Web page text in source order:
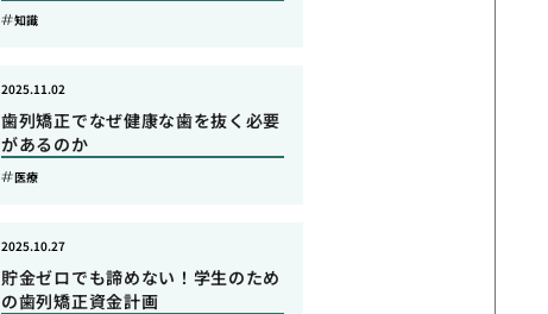
知識
歯列矯正でなぜ健康な歯を抜く必要
があるのか
2025.11.02
医療
貯金ゼロでも諦めない！学生のため
の歯列矯正資金計画
2025.10.27